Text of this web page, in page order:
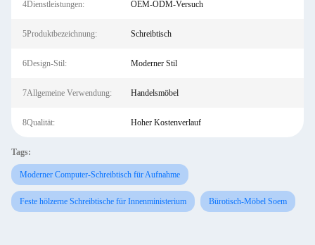
4Dienstleistungen: OEM-ODM-Versuch
5Produktbezeichnung: Schreibtisch
6Design-Stil: Moderner Stil
7Allgemeine Verwendung: Handelsmöbel
8Qualität: Hoher Kostenverlauf
Tags:
Moderner Computer-Schreibtisch für Aufnahme
Feste hölzerne Schreibtische für Innenministerium Bürotisch-Möbel Soem